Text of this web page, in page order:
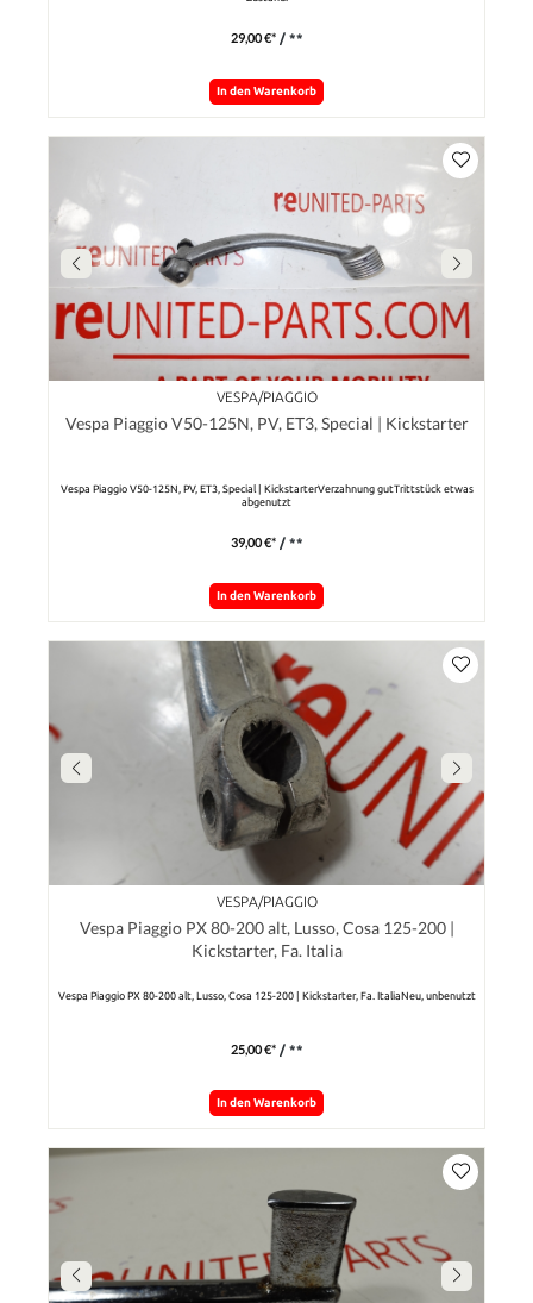
29,00 €* / **
In den Warenkorb
VESPA/PIAGGIO
Vespa Piaggio V50-125N, PV, ET3, Special | Kickstarter
Vespa Piaggio V50-125N, PV, ET3, Special | KickstarterVerzahnung gutTrittstück etwas
abgenutzt
39,00 €* / **
In den Warenkorb
VESPA/PIAGGIO
Vespa Piaggio PX 80-200 alt, Lusso, Cosa 125-200 |
Kickstarter, Fa. Italia
Vespa Piaggio PX 80-200 alt, Lusso, Cosa 125-200 | Kickstarter, Fa. ItaliaNeu, unbenutzt
25,00 €* / **
In den Warenkorb